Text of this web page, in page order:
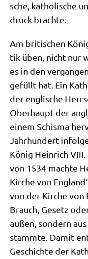
sche, katho­li­sche
druck brachte.
Am bri­ti­schen
tik üben, nicht nur
es in den
gefüllt hat. Ein
der eng­li­sche
Ober­haupt der
einem Schis­ma
Jahr­hun­dert
König Hein­rich
von 1534 mach­te
Kir­che von
von der Kir­che von
Brauch, Gesetz
außen, son­dern
stamm­te. Damit
Geschich­te der